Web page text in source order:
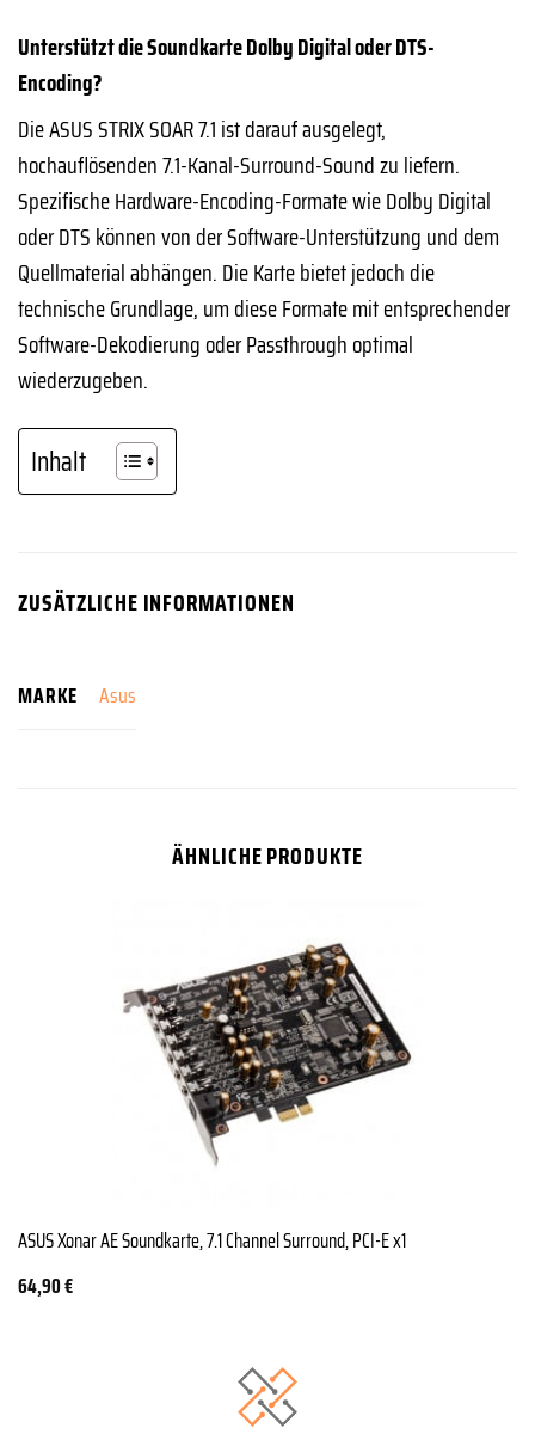
Unterstützt die Soundkarte Dolby Digital oder DTS-
Encoding?
Die ASUS STRIX SOAR 7.1 ist darauf ausgelegt,
hochauflösenden 7.1-Kanal-Surround-Sound zu liefern.
Spezifische Hardware-Encoding-Formate wie Dolby Digital
oder DTS können von der Software-Unterstützung und dem
Quellmaterial abhängen. Die Karte bietet jedoch die
technische Grundlage, um diese Formate mit entsprechender
Software-Dekodierung oder Passthrough optimal
wiederzugeben.
Inhalt
ZUSÄTZLICHE INFORMATIONEN
MARKE Asus
ÄHNLICHE PRODUKTE
ASUS Xonar AE Soundkarte, 7.1 Channel Surround, PCI-E x1
64,90€